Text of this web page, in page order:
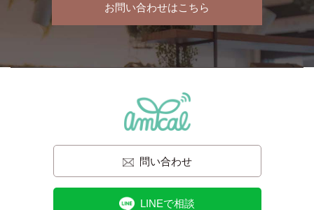
お問い合わせはこちら
問い合わせ
LINEで相談